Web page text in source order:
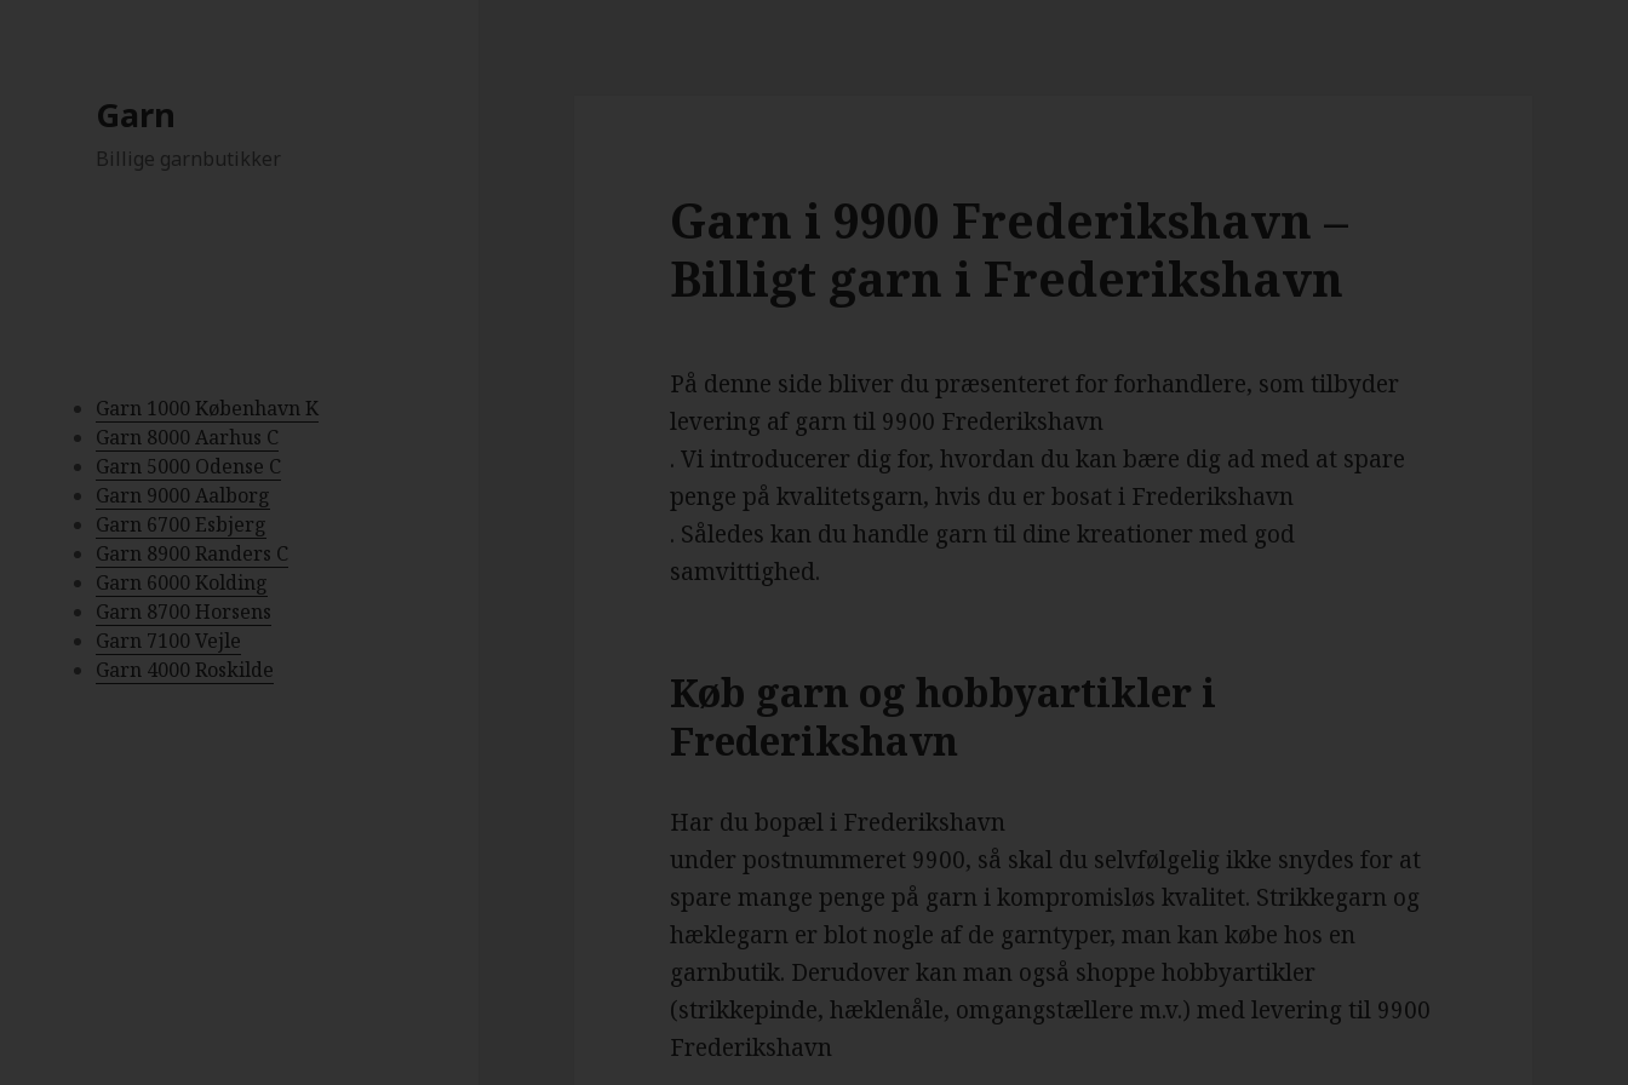
Garn
Billige garnbutikker
Garn 1000 København K
Garn 8000 Aarhus C
Garn 5000 Odense C
Garn 9000 Aalborg
Garn 6700 Esbjerg
Garn 8900 Randers C
Garn 6000 Kolding
Garn 8700 Horsens
Garn 7100 Vejle
Garn 4000 Roskilde
Garn i 9900 Frederikshavn –
Billigt garn i Frederikshavn
På denne side bliver du præsenteret for forhandlere, som tilbyder
levering af garn til 9900 Frederikshavn
. Vi introducerer dig for, hvordan du kan bære dig ad med at spare
penge på kvalitetsgarn, hvis du er bosat i Frederikshavn
. Således kan du handle garn til dine kreationer med god
samvittighed.
Køb garn og hobbyartikler i
Frederikshavn
Har du bopæl i Frederikshavn
under postnummeret 9900, så skal du selvfølgelig ikke snydes for at
spare mange penge på garn i kompromisløs kvalitet. Strikkegarn og
hæklegarn er blot nogle af de garntyper, man kan købe hos en
garnbutik. Derudover kan man også shoppe hobbyartikler
(strikkepinde, hæklenåle, omgangstællere m.v.) med levering til 9900
Frederikshavn